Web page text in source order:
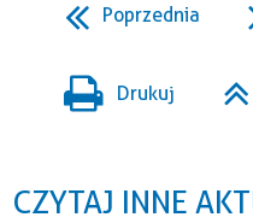
Poprzednia
Drukuj
CZYTAJ INNE